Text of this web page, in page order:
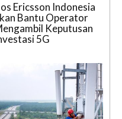
Ericsson Indonesia
Bantu Operator
Keputusan
5G